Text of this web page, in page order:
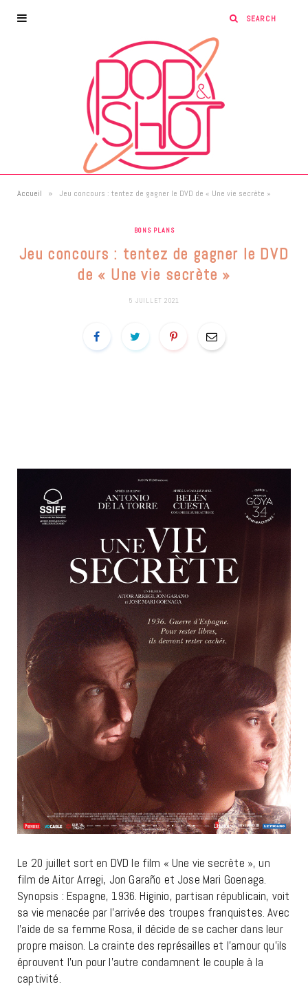
Accueil » Jeu concours : tentez de gagner le DVD de « Une vie secrète »
BONS PLANS
Jeu concours : tentez de gagner le DVD
de « Une vie secrète »
5 JUILLET 2021
Le 20 juillet sort en DVD le film « Une vie secrète », un
film de Aitor Arregi, Jon Garaño et Jose Mari Goenaga.
Synopsis : Espagne, 1936. Higinio, partisan républicain, voit
sa vie menacée par l’arrivée des troupes franquistes. Avec
l’aide de sa femme Rosa, il décide de se cacher dans leur
propre maison. La crainte des représailles et l’amour qu’ils
éprouvent l’un pour l’autre condamnent le couple à la
captivité.